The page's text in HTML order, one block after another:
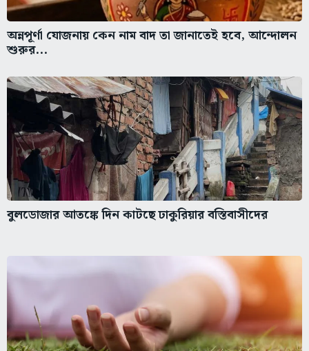
অন্নপূর্ণা যোজনায় কেন নাম বাদ তা জানাতেই হবে, আন্দোলন
শুরুর...
বুলডোজার আতঙ্কে দিন কাটছে ঢাকুরিয়ার বস্তিবাসীদের